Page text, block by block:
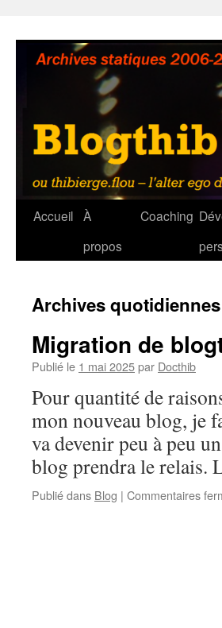
contenu
Accueil À
propos
Coaching
Archives
Migration de
Publié le 1 mai 2025par Docthib
Pour quantité de
mon nouveau blog, je
va devenir peu à peu
blog prendra le relais.
Publié dans Blog | Commentaires